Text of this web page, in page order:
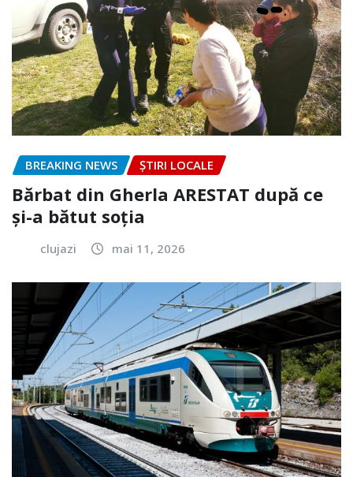
BREAKING NEWS ȘTIRI LOCALE
Bărbat din Gherla ARESTAT după ce
și-a bătut soția
clujazi mai 11, 2026